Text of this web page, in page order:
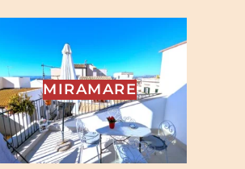
SIRENE